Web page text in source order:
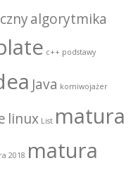
algorytmika
c++ podstawy
Java komiwojażer
linux List matura
2018 matura